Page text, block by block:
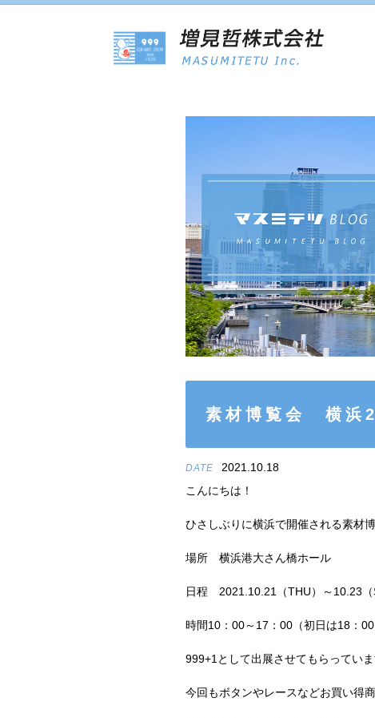
素材博覧会 横浜
DATE
2021.10.18
こんにちは！
ひさしぶりに横浜で開催される素材
場所 横浜港大さん橋ホール
日程 2021.10.21（THU）～10.23（
時間10：00～17：00（初日は18：00
999+1として出展させてもらっていま
今回もボタンやレースなどお買い得